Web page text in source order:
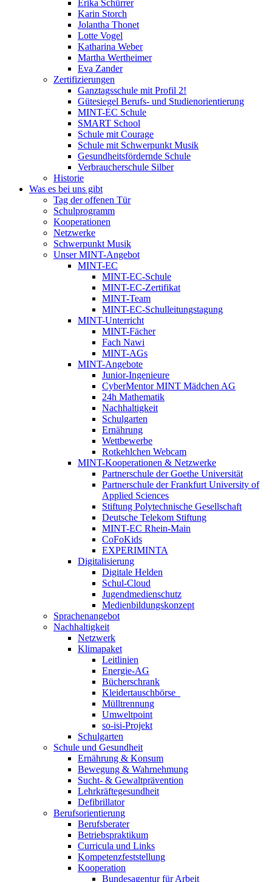
Erika Schürrer
Karin Storch
Jolantha Thonet
Lotte Vogel
Katharina Weber
Martha Wertheimer
Eva Zander
Zertifizierungen
Ganztagsschule mit Profil 2!
Gütesiegel Berufs- und Studienorientierung
MINT-EC Schule
SMART School
Schule mit Courage
Schule mit Schwerpunkt Musik
Gesundheitsfördernde Schule
Verbraucherschule Silber
Historie
Was es bei uns gibt
Tag der offenen Tür
Schulprogramm
Kooperationen
Netzwerke
Schwerpunkt Musik
Unser MINT-Angebot
MINT-EC
MINT-EC-Schule
MINT-EC-Zertifikat
MINT-Team
MINT-EC-Schulleitungstagung
MINT-Unterricht
MINT-Fächer
Fach Nawi
MINT-AGs
MINT-Angebote
Junior-Ingenieure
CyberMentor MINT Mädchen AG
24h Mathematik
Nachhaltigkeit
Schulgarten
Ernährung
Wettbewerbe
Rotkehlchen Webcam
MINT-Kooperationen & Netzwerke
Partnerschule der Goethe Universität
Partnerschule der Frankfurt University of
Applied Sciences
Stiftung Polytechnische Gesellschaft
Deutsche Telekom Stiftung
MINT-EC Rhein-Main
CoFoKids
EXPERIMINTA
Digitalisierung
Digitale Helden
Schul-Cloud
Jugendmedienschutz
Medienbildungskonzept
Sprachenangebot
Nachhaltigkeit
Netzwerk
Klimapaket
Leitlinien
Energie-AG
Bücherschrank
Kleidertauschbörse
Mülltrennung
Umweltpoint
so-isi-Projekt
Schulgarten
Schule und Gesundheit
Ernährung & Konsum
Bewegung & Wahrnehmung
Sucht- & Gewaltprävention
Lehrkräftegesundheit
Defibrillator
Berufsorientierung
Berufsberater
Betriebspraktikum
Curricula und Links
Kompetenzfeststellung
Kooperation
Bundesagentur für Arbeit